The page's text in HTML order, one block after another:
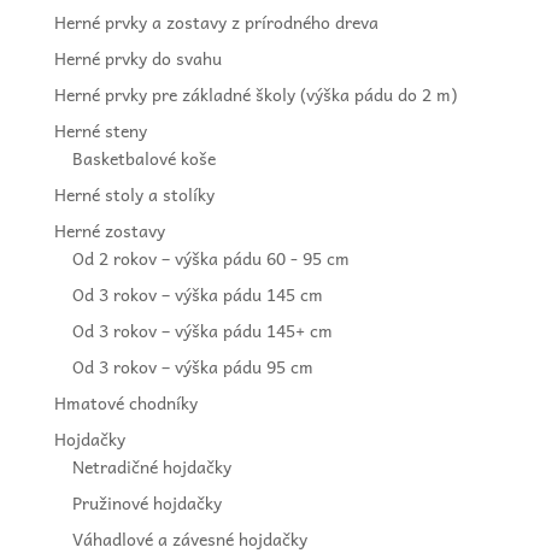
Herné prvky a zostavy z prírodného dreva
Herné prvky do svahu
Herné prvky pre základné školy (výška pádu do 2 m)
Herné steny
Basketbalové koše
Herné stoly a stolíky
Herné zostavy
Od 2 rokov – výška pádu 60 - 95 cm
Od 3 rokov – výška pádu 145 cm
Od 3 rokov – výška pádu 145+ cm
Od 3 rokov – výška pádu 95 cm
Hmatové chodníky
Hojdačky
Netradičné hojdačky
Pružinové hojdačky
Váhadlové a závesné hojdačky